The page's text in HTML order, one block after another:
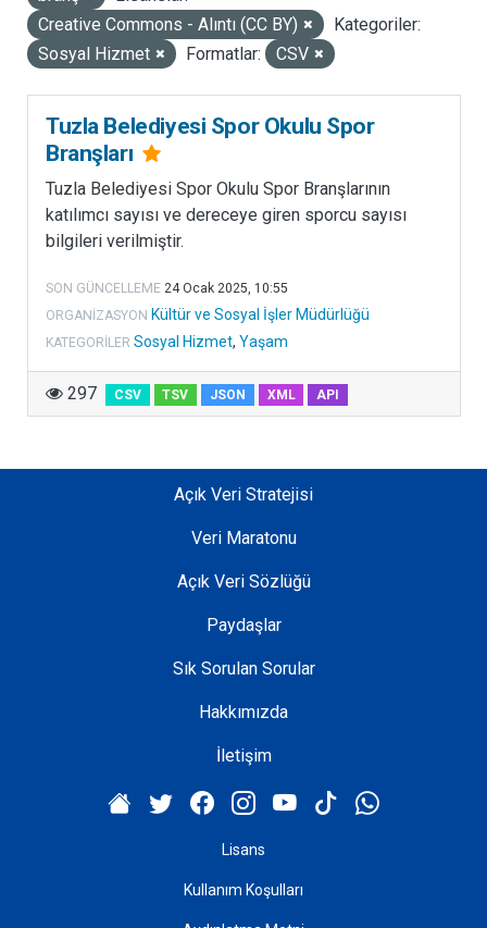
Creative Commons - Alıntı (CC BY)
Kategoriler:
Sosyal Hizmet
Formatlar: CSV
Tuzla Belediyesi Spor Okulu Spor
Branşları
Tuzla Belediyesi Spor Okulu Spor Branşlarının
katılımcı sayısı ve dereceye giren sporcu sayısı
bilgileri verilmiştir.
SON GÜNCELLEME 24 Ocak 2025, 10:55
ORGANIZASYON Kültür ve Sosyal İşler Müdürlüğü
KATEGORILER Sosyal Hizmet, Yaşam
297 CSV TSV JSON XML API
Açık Veri Stratejisi
Veri Maratonu
Açık Veri Sözlüğü
Paydaşlar
Sık Sorulan Sorular
Hakkımızda
İletişim
Lisans
Kullanım Koşulları